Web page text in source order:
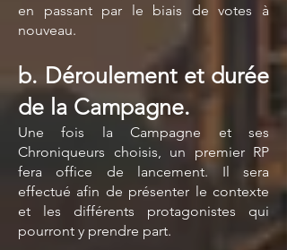
en passant par le biais de votes à
nouveau.
b. Déroulement et durée
de la Campagne.
Une fois la Campagne et ses
Chroniqueurs choisis, un premier RP
fera office de lancement. Il sera
effectué afin de présenter le contexte
et les différents protagonistes qui
pourront y prendre part.